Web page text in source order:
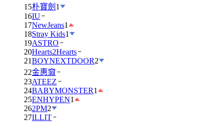
15朴寶劍 1
16IU
17NewJeans1
18Stray Kids1
19ASTRO
20Hearts2Hearts
21BOYNEXTDOOR2
22金惠奫
23ATEEZ
24BABYMONSTER1
25ENHYPEN1
262PM2
27ILLIT